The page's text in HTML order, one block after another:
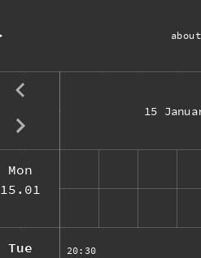
about
15
Mon
15.01
Tue
20:30